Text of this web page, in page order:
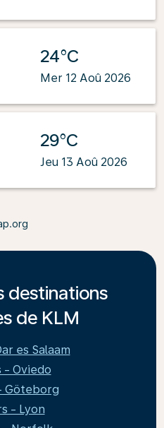
24°C
Mer 12 Aoû 2026
29°C
Jeu 13 Aoû 2026
destinations
de KLM
es Salaam
- Oviedo
Göteborg
- Lyon